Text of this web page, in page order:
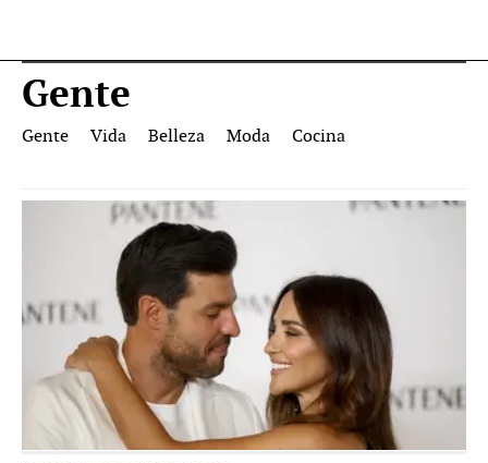
Gente
Gente Vida Belleza Moda Cocina